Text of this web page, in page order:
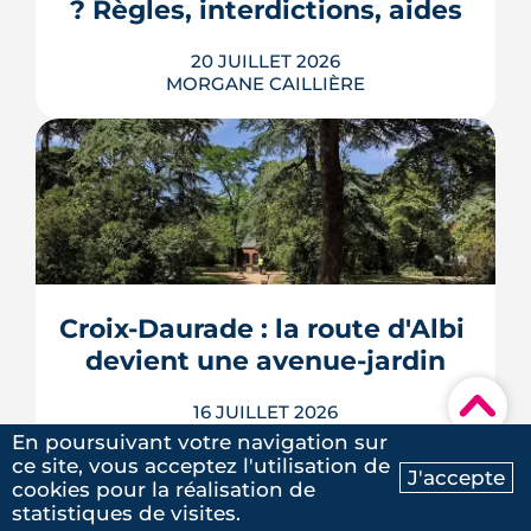
Ma recherche Contactez-nous
▾
LIRE L'ARTICLE
? Règles, interdictions, aides
20 JUILLET 2026
MORGANE CAILLIÈRE
En 2026, un logement doit être classé
au moins F au DPE pour être loué en
métropole, et la barre montera à E en
2028. Le nouveau mode de calcul
reclasse des centaines de milliers de
au Sénat pourrait assouplir les règles.
Calendrier, sanctions, obliga...
Croix-Daurade : la route d'Albi
devient une avenue-jardin
16 JUILLET 2026
MORGANE CAILLIÈRE
En poursuivant votre navigation sur
ce site, vous acceptez l'utilisation de
cookies pour la réalisation de
statistiques de visites.
J'accepte